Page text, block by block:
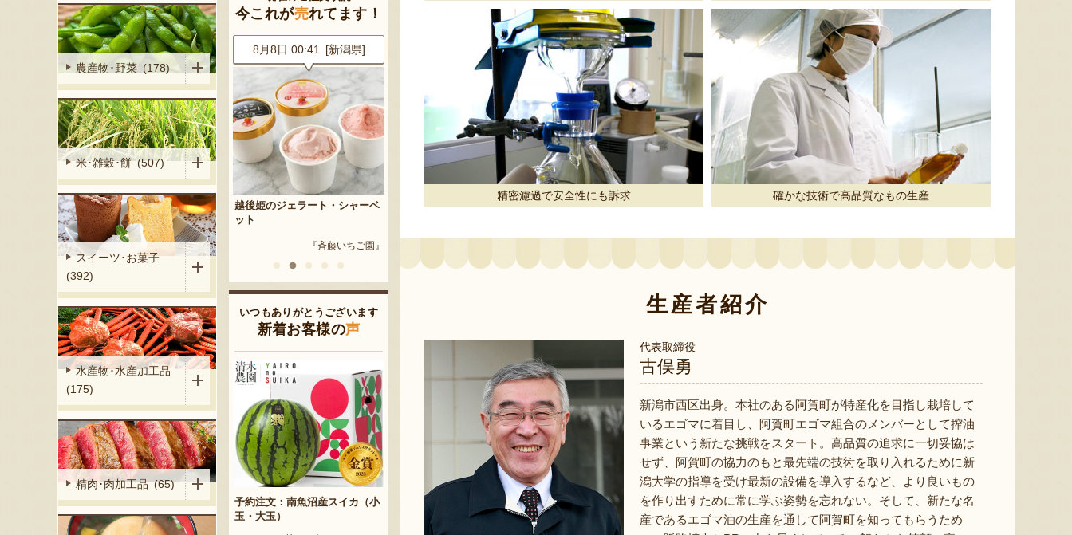
精密濾過で安全性にも訴求 確かな技術で高品質なもの生産
生産者紹介
代表取締役
古俣勇
新潟市西区出身。本社のある阿賀町が特産化を目指し栽培して
いるエゴマに着目し、阿賀町エゴマ組合のメンバーとして搾油
事業という新たな挑戦をスタート。高品質の追求に一切妥協は
せず、阿賀町の協力のもと最先端の技術を取り入れるために新
潟大学の指導を受け最新の設備を導入するなど、より良いもの
を作り出すために常に学ぶ姿勢を忘れない。そして、新たな名
産であるエゴマ油の生産を通して阿賀町を知ってもらうため
農産物･野菜 (178)
米･雑穀･餅 (507)
スイーツ･お菓子
(392)
水産物･水産加工品
(175)
精肉･肉加工品 (65)
今これが売れてます！
沙門堂本舗』
8月8日 00:41 [新潟県]
越後姫のジェラート・シャーベ
ット
『斉藤いちご園』
8月8日 00:33 [新潟県]
越後姫のジェラート・シャーベ
ット
『斉藤いちご園』
8月8日 00:31 [新潟県]
ヤスダヨーグルト（飲むヨーグ
8月7日 23:51 [愛知県]
季節の梨詰め合わせ
8月8日 01:46 [神奈川県]
毘沙門堂本舗 栃尾の油揚げ
8月8日 00:41 [新潟県]
越後姫のジェラート・シャーベ
いつもありがとうございます
新着お客様の声
予約注文：南魚沼産スイカ（小
玉・大玉）